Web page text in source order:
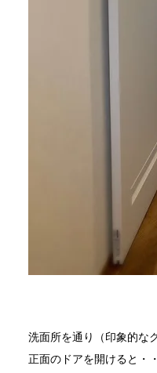
洗面所を通り（印象的な
正面のドアを開けると・